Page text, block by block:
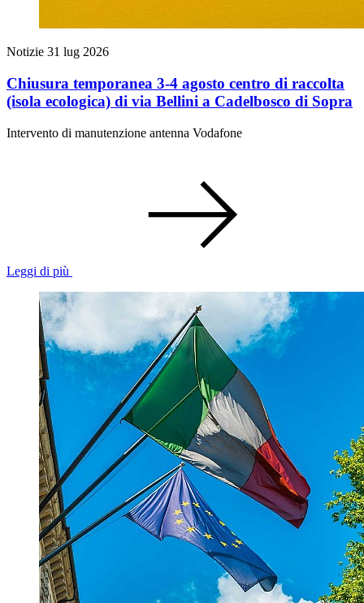
Notizie 31 lug 2026
Chiusura temporanea 3-4 agosto centro di raccolta
(isola ecologica) di via Bellini a Cadelbosco di Sopra
Intervento di manutenzione antenna Vodafone
Leggi di più